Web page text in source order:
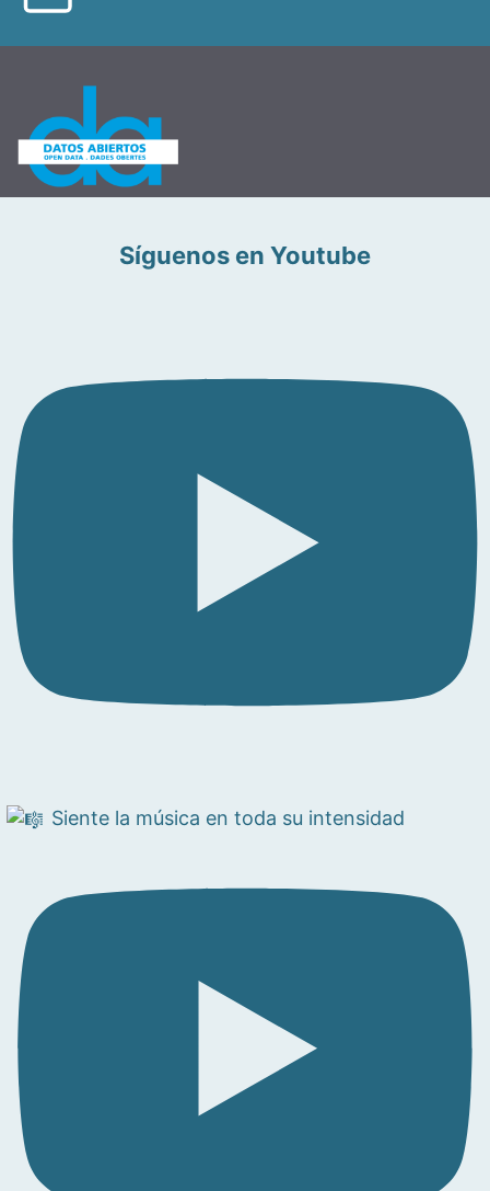
Síguenos en Youtube
Siente la música en toda su intensidad